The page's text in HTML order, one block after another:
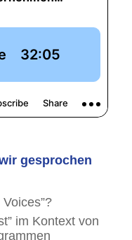
gesprochen
im Kontext von